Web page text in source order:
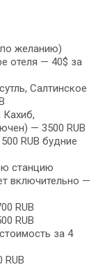
желанию)
отеля — 40$ за
Салтинское
Кахиб,
— 3500 RUB
RUB будние
станцию
включительно —
RUB
RUB
за 4